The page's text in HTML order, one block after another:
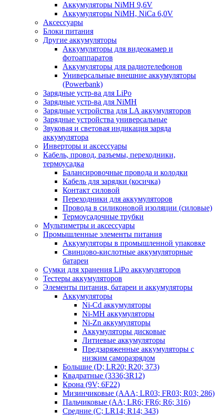
Аккумуляторы NiMH 9,6V
Аккумуляторы NiMH, NiCa 6,0V
Аксессуары
Блоки питания
Другие аккумуляторы
Аккумуляторы для видеокамер и
фотоаппаратов
Аккумуляторы для радиотелефонов
Универсальные внешние аккумуляторы
(Powerbank)
Зарядные устр-ва для LiPo
Зарядные устр-ва для NiMH
Зарядные устройства для LA аккумуляторов
Зарядные устройства универсальные
Звуковая и световая индикация заряда
аккумулятора
Инверторы и аксессуары
Кабель, провод, разъемы, переходники,
термоусадка
Балансировочные провода и колодки
Кабель для зарядки (косичка)
Контакт силовой
Переходники для аккумуляторов
Провода в силиконовой изоляции (силовые)
Термоусадочные трубки
Мультиметры и аксессуары
Промышленные элементы питания
Аккумуляторы в промышленной упаковке
Свинцово-кислотные аккумуляторные
батареи
Сумки для хранения LiPo аккумуляторов
Тестеры аккумуляторов
Элементы питания, батареи и аккумуляторы
Аккумуляторы
Ni-Cd аккумуляторы
Ni-MH аккумуляторы
Ni-Zn аккумуляторы
Аккумуляторы дисковые
Литиевые аккумуляторы
Предзаряженные аккумуляторы с
низким саморазрядом
Большие (D; LR20; R20; 373)
Квадратные (3336;3R12)
Крона (9V; 6F22)
Мизинчиковые (AAA; LR03; FR03; R03; 286)
Пальчиковые (AA; LR6; FR6; R6; 316)
Средние (C; LR14; R14; 343)